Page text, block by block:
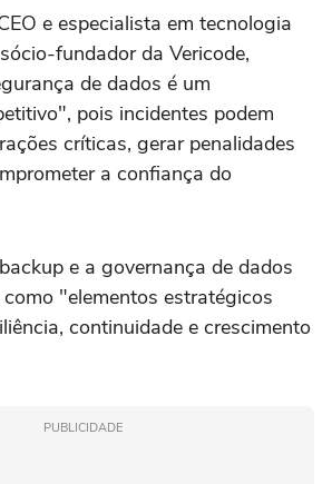
e especialista em tecnologia
fundador da Vericode,
de dados é um
pois incidentes podem
críticas, gerar penalidades
a confiança do
e a governança de dados
"elementos estratégicos
continuidade e crescimento
PUBLICIDADE